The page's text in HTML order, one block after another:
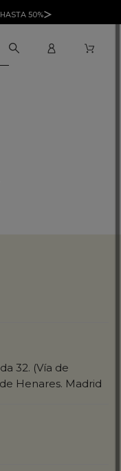
HASTA 50%
32. (Vía de
Henares. Madrid